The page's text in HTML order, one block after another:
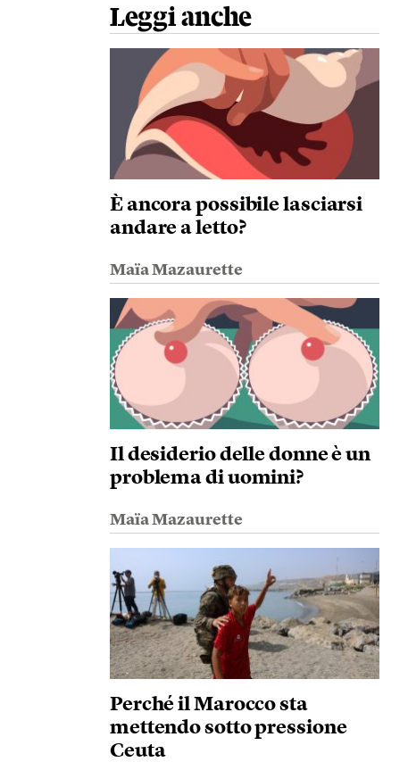
Leggi anche
È ancora possibile lasciarsi
andare a letto?
Maïa Mazaurette
Il desiderio delle donne è un
problema di uomini?
Maïa Mazaurette
Perché il Marocco sta
mettendo sotto pressione
Ceuta